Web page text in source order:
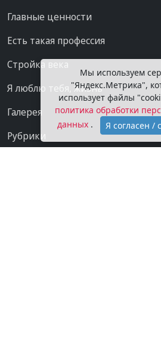
Главные ценности
Есть такая профессия
Стройка века
Я люблю тебя, жизнь
Галерея
Рубрики
Мы используем
"Яндекс.Метрика",
использует файлы
политика обработки
данных . Я согласен /